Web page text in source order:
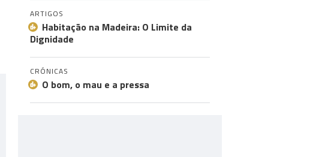
ARTIGOS
Habitação na Madeira: O Limite da
Dignidade
CRÓNICAS
O bom, o mau e a pressa